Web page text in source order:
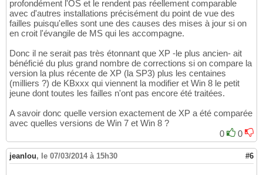
profondément l'OS et le rendent pas réellement comparable
avec d'autres installations précisément du point de vue des
failles puisqu'elles sont une des causes des mises à jour si on
en croit l'évangile de MS qui les accompagne.
Donc il ne serait pas très étonnant que XP -le plus ancien- ait
bénéficié du plus grand nombre de corrections si on compare la
version la plus récente de XP (la SP3) plus les centaines
(milliers ?) de KBxxx qui viennent la modifier et Win 8 le petit
jeune dont toutes les failles n'ont pas encore été traitées.
A savoir donc quelle version exactement de XP a été comparée
avec quelles versions de Win 7 et Win 8 ?
0
0
jeanlou, le 07/03/2014 à 15h30 #6